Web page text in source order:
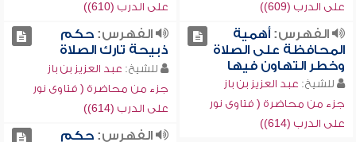
على الدرب (609))
على الدرب (610))
الفهرس:أهمية
المحافظة على الصلاة
وخطر التهاون فيها
للشيخ: عبد العزيز بن باز
جزء من محاضرة ( فتاوى نور
على الدرب (614))
الفهرس:حكم
ذبيحة تارك الصلاة
للشيخ: عبد العزيز بن باز
جزء من محاضرة ( فتاوى نور
على الدرب (614))
الفهرس:حكم